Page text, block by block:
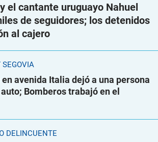
el cantante uruguayo Nahuel
de seguidores; los detenidos
al cajero
avenida Italia dejó a una persona
Bomberos trabajó en el
DELINCUENTE